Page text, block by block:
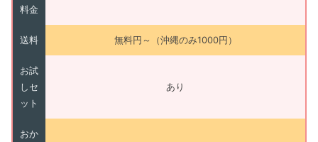
料金
送料 無料円～（沖縄のみ1000円）
お試
しセ
ット
あり
おか